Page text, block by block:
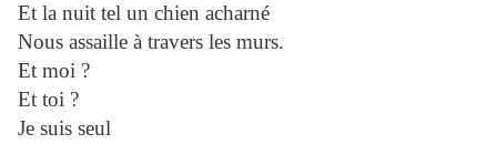
Et la nuit tel un chien acharné
Nous assaille à travers les murs.
Et moi ?
Et toi ?
Je suis seul